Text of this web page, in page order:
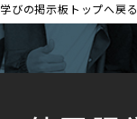
学びの掲示板トップへ戻る